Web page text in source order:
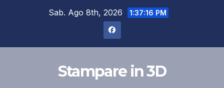
Sab. Ago 8th, 2026 1:37:17 PM
Stampare in 3D